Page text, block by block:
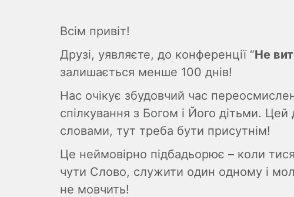
Всім привіт!
Друзі, уявляєте, до конференції “Не
залишається менше 100 днів!
Нас очікує збудовчий час
спілкування з Богом і Його дітьми.
словами, тут треба бути присутнім!
Це неймовірно підбадьорює – коли
чути Слово, служити один одному і
не мовчить!